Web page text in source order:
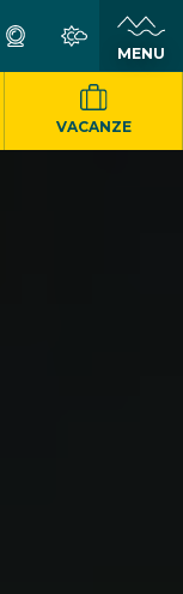
MENU
VACANZE